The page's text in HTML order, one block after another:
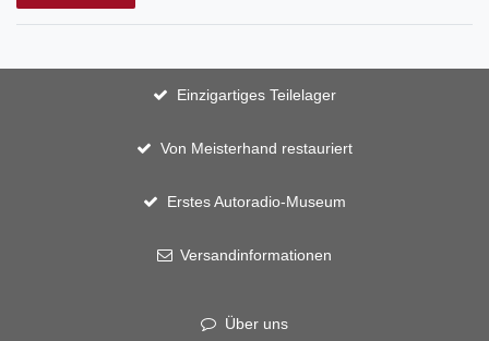
Einzigartiges Teilelager
Von Meisterhand restauriert
Erstes Autoradio-Museum
Versandinformationen
Über uns